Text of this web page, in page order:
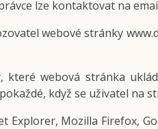
lze kontaktovat na
webové stránky
webová stránka
když se uživatel na
Explorer, Mozilla Firefox,